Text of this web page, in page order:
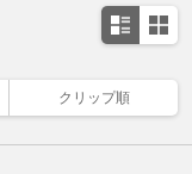
クリップ順